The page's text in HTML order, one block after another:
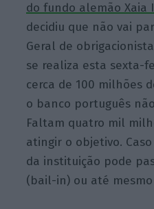
do fundo alemão Xaia
decidiu que não vai
Geral de
se realiza esta sexta-
cerca de 100 milhões
o banco português
Faltam quatro mil
atingir o objetivo.
da instituição pode
(bail-in) ou até